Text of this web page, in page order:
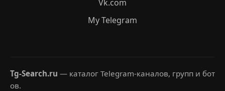
Vk.com
My Telegram
Tg-Search.ru — каталог Telegram-каналов, групп и бот
ов.